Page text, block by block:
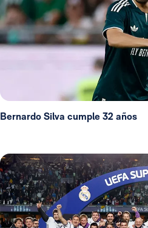
Bernardo Silva cumple 32 años